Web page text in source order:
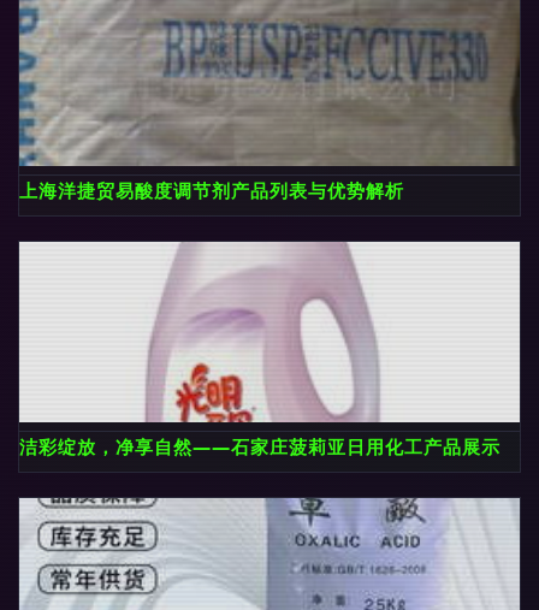
上海洋捷贸易酸度调节剂产品列表与优势解析
洁彩绽放，净享自然——石家庄菠莉亚日用化工产品展示